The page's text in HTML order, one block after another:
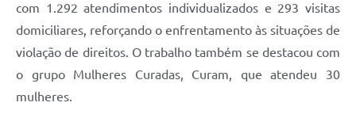
com 1.292 atendimentos individualizados e 293 visitas
domiciliares, reforçando o enfrentamento às situações de
violação de direitos. O trabalho também se destacou com
o grupo Mulheres Curadas, Curam, que atendeu 30
mulheres.